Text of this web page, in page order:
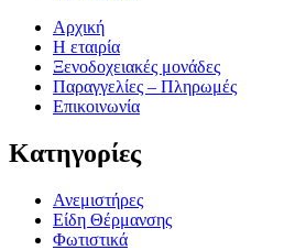
Αρχική
Η εταιρία
Ξενοδοχειακές μονάδες
Παραγγελίες – Πληρωμές
Επικοινωνία
Κατηγορίες
Ανεμιστήρες
Είδη Θέρμανσης
Φωτιστικά